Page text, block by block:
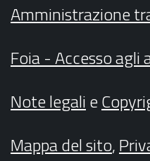
Amministrazione
Foia - Accesso agli
Note legalie
Mappa del sito,